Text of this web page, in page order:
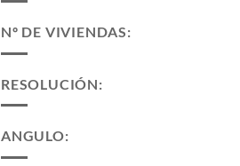
Nº DE VIVIENDAS:
RESOLUCIÓN:
ANGULO: